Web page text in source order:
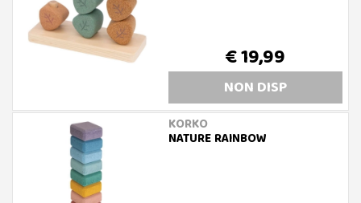
€ 19,99
NON DISP
KORKO
NATURE RAINBOW